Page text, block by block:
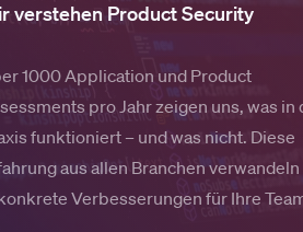
verstehen Product Security
1000 Application und Product
pro Jahr zeigen uns, was in
funktioniert – und was nicht. Diese
aus allen Branchen
Verbesserungen für Ihre